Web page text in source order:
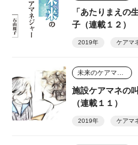
「あたりまえの
子（連載１２）
2019年 ケアマ
施設ケアマネの
（連載１１）
2019年 ケアマ